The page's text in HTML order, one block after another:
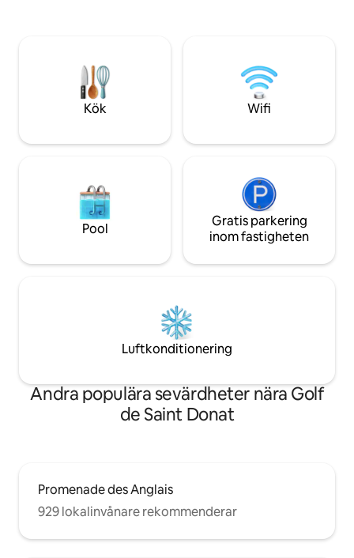
har odlat oliver i
SUB-olivolja och
Kök Wifi
Pool
Gratis parkering
inom fastigheten
Luftkonditionering
Andra populära sevärdheter nära Golf
de Saint Donat
Promenade des Anglais
929 lokalinvånare rekommenderar